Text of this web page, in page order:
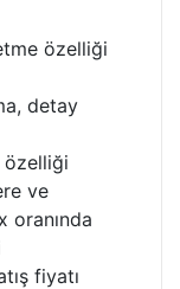
özelliği
detay
özelliği
ve
oranında
fiyatı